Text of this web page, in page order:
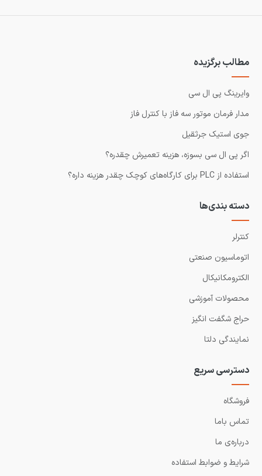
مطالب برگزیده
وایرینگ پی ال سی
مدار فرمان موتور سه فاز با کنترل فاز
جوی استیک جرثقیل
اگر پی ال سی بسوزه، هزینه تعمیرش چقدره؟
استفاده از PLC برای کارگاه‌های کوچک چقدر هزینه داره؟
دسته بندی‌ها
کنترلر
اتوماسیون صنعتی
الکترومکانیکال
محصولات آموزشی
حراج شگفت انگیز
نمایندگی دلتا
دسترسی سریع
فروشگاه
تماس باما
درباره‌ی ما
شرایط و ضوابط استفاده